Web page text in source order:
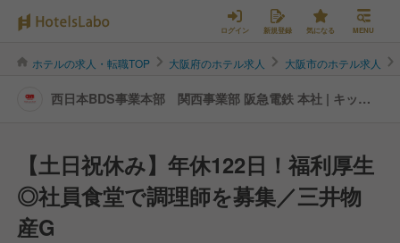
ログイン 新規登録 気になる MENU
ホテルの求人・転職TOP 大阪府のホテル求人 大阪市のホテル求人
西日本BDS事業本部 関西事業部 阪急電鉄 本社 | キッチ
【土日祝休み】年休122日！福利厚生
◎社員食堂で調理師を募集／三井物
産G